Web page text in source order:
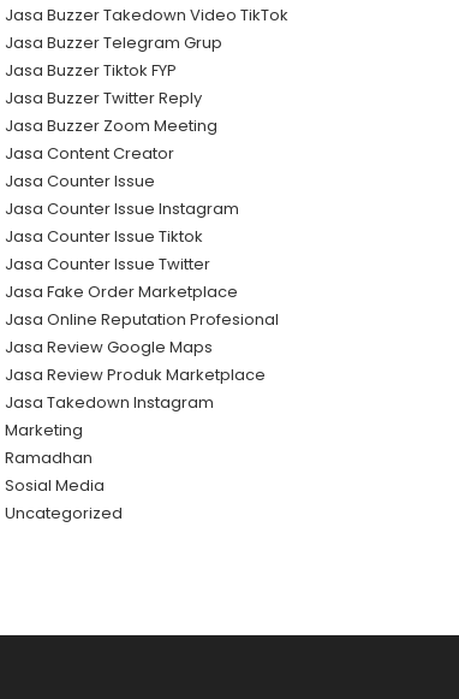
Jasa Buzzer Takedown Video TikTok
Jasa Buzzer Telegram Grup
Jasa Buzzer Tiktok FYP
Jasa Buzzer Twitter Reply
Jasa Buzzer Zoom Meeting
Jasa Content Creator
Jasa Counter Issue
Jasa Counter Issue Instagram
Jasa Counter Issue Tiktok
Jasa Counter Issue Twitter
Jasa Fake Order Marketplace
Jasa Online Reputation Profesional
Jasa Review Google Maps
Jasa Review Produk Marketplace
Jasa Takedown Instagram
Marketing
Ramadhan
Sosial Media
Uncategorized